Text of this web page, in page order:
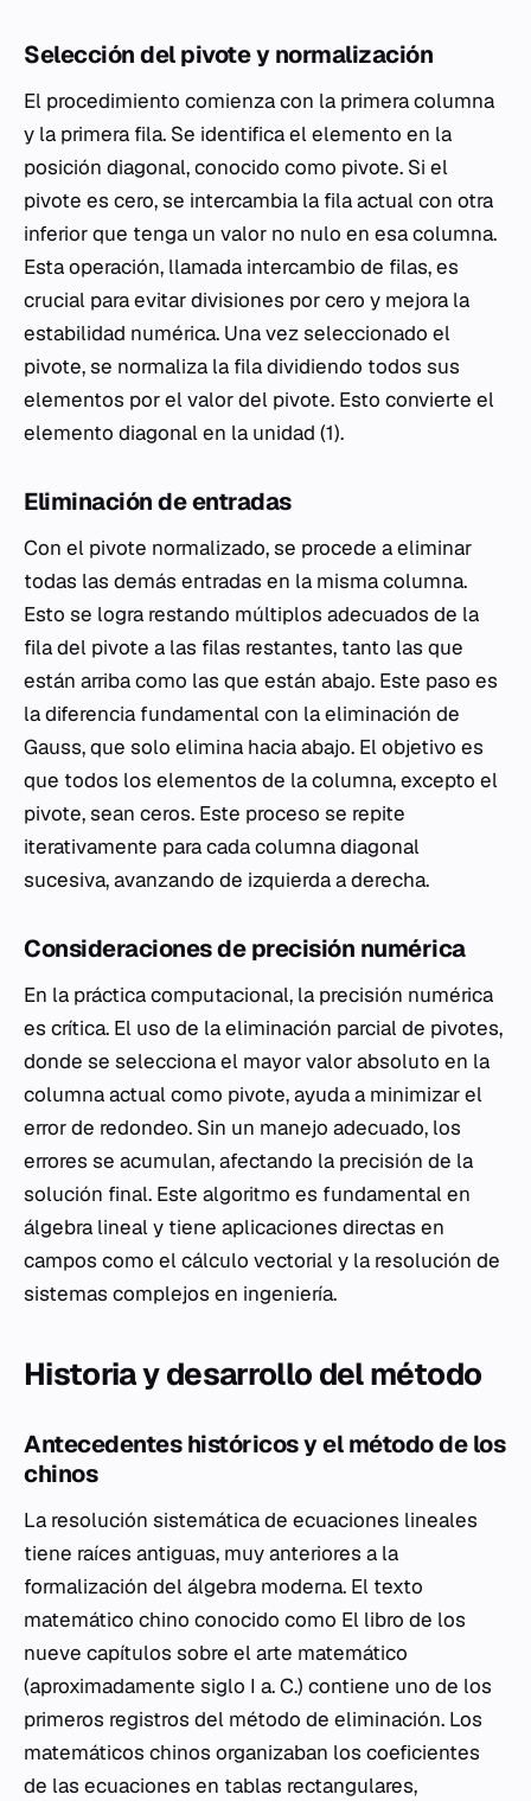
Selección del pivote y normalización
El procedimiento comienza con la primera columna
y la primera fila. Se identifica el elemento en la
posición diagonal, conocido como pivote. Si el
pivote es cero, se intercambia la fila actual con otra
inferior que tenga un valor no nulo en esa columna.
Esta operación, llamada intercambio de filas, es
crucial para evitar divisiones por cero y mejora la
estabilidad numérica. Una vez seleccionado el
pivote, se normaliza la fila dividiendo todos sus
elementos por el valor del pivote. Esto convierte el
elemento diagonal en la unidad (1).
Eliminación de entradas
Con el pivote normalizado, se procede a eliminar
todas las demás entradas en la misma columna.
Esto se logra restando múltiplos adecuados de la
fila del pivote a las filas restantes, tanto las que
están arriba como las que están abajo. Este paso es
la diferencia fundamental con la eliminación de
Gauss, que solo elimina hacia abajo. El objetivo es
que todos los elementos de la columna, excepto el
pivote, sean ceros. Este proceso se repite
iterativamente para cada columna diagonal
sucesiva, avanzando de izquierda a derecha.
Consideraciones de precisión numérica
En la práctica computacional, la precisión numérica
es crítica. El uso de la eliminación parcial de pivotes,
donde se selecciona el mayor valor absoluto en la
columna actual como pivote, ayuda a minimizar el
error de redondeo. Sin un manejo adecuado, los
errores se acumulan, afectando la precisión de la
solución final. Este algoritmo es fundamental en
álgebra lineal y tiene aplicaciones directas en
campos como el cálculo vectorial y la resolución de
sistemas complejos en ingeniería.
Historia y desarrollo del método
Antecedentes históricos y el método de los
chinos
La resolución sistemática de ecuaciones lineales
tiene raíces antiguas, muy anteriores a la
formalización del álgebra moderna. El texto
matemático chino conocido como El libro de los
nueve capítulos sobre el arte matemático
(aproximadamente siglo I a. C.) contiene uno de los
primeros registros del método de eliminación. Los
matemáticos chinos organizaban los coeficientes
de las ecuaciones en tablas rectangulares,